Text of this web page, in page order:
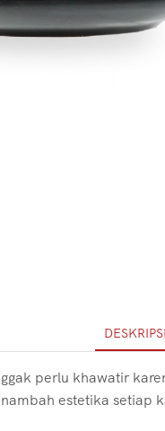
DESKRIPSI
perlu khawatir
estetika setiap